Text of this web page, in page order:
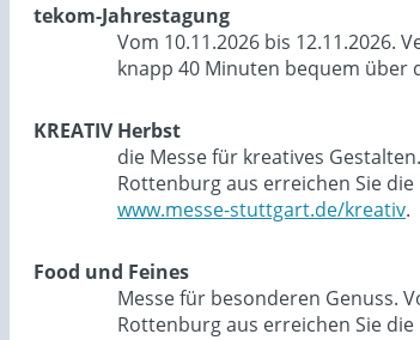
tekom-Jahrestagung
Vom 10.11.2026 bis
knapp 40 Minuten bequem über
KREATIV Herbst
die Messe für kreatives
Rottenburg aus erreichen Sie die
www.messe-stuttgart.de/kreativ.
Food und Feines
Messe für besonderen Genuss.
Rottenburg aus erreichen Sie die